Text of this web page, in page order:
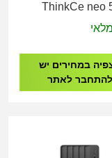
ThinkCe neo
240H/16G/
במחירים יש
להתחבר לאתר